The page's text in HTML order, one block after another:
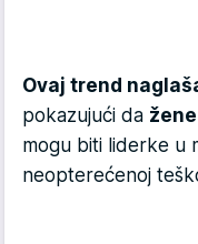
Ovaj trend
pokazujući da
mogu biti liderke u
neopterećenoj